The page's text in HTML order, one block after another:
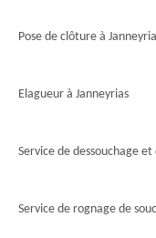
Pose de clôture à
Elagueur à Janneyrias
Service de dessouchage
Service de rognage de